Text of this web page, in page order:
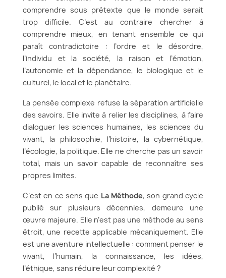
comprendre sous prétexte que le monde serait
trop difficile. C’est au contraire chercher à
comprendre mieux, en tenant ensemble ce qui
paraît contradictoire : l’ordre et le désordre,
l’individu et la société, la raison et l’émotion,
l’autonomie et la dépendance, le biologique et le
culturel, le local et le planétaire.
La pensée complexe refuse la séparation artificielle
des savoirs. Elle invite à relier les disciplines, à faire
dialoguer les sciences humaines, les sciences du
vivant, la philosophie, l’histoire, la cybernétique,
l’écologie, la politique. Elle ne cherche pas un savoir
total, mais un savoir capable de reconnaître ses
propres limites.
C’est en ce sens que La Méthode, son grand cycle
publié sur plusieurs décennies, demeure une
œuvre majeure. Elle n’est pas une méthode au sens
étroit, une recette applicable mécaniquement. Elle
est une aventure intellectuelle : comment penser le
vivant, l’humain, la connaissance, les idées,
l’éthique, sans réduire leur complexité ?